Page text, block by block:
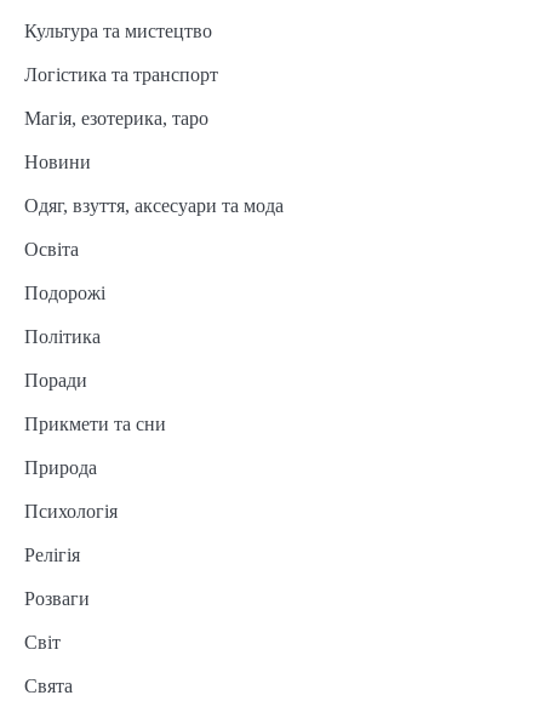
Культура та мистецтво
Логістика та транспорт
Магія, езотерика, таро
Новини
Одяг, взуття, аксесуари та мода
Освіта
Подорожі
Політика
Поради
Прикмети та сни
Природа
Психологія
Релігія
Розваги
Світ
Свята